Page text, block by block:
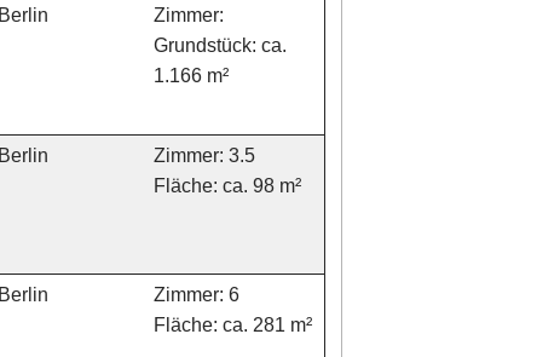
Zimmer:
Grundstück: ca.
1.166 m²
Zimmer: 3.5
Fläche: ca. 98 m²
Zimmer: 6
Fläche: ca. 281 m²